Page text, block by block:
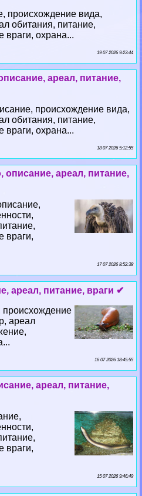
происхождение вида,
обитания, питание,
враги, охрана...
19 07 2026 9:23:44
ареал, питание,
происхождение вида,
обитания, питание,
враги, охрана...
18 07 2026 5:12:55
ареал, питание,
враги,
17 07 2026 8:52:38
ареал, питание, враги ✔
происхождение
ареал
16 07 2026 18:45:55
ареал, питание,
враги,
15 07 2026 9:46:49